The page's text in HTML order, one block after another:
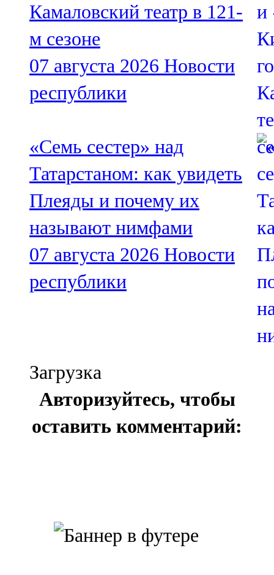
Камаловский театр в 121-
м сезоне
07 августа 2026 Новости
республики
«Семь сестер» над
Татарстаном: как увидеть
Плеяды и почему их
называют нимфами
07 августа 2026 Новости
республики
Загрузка
Авторизуйтесь, чтобы
оставить комментарий: